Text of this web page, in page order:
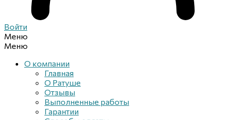
Войти
Меню
Меню
О компании
Главная
О Ратуше
Отзывы
Выполненные работы
Гарантии